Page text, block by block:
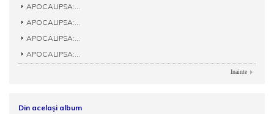
APOCALIPSA:...
APOCALIPSA:...
APOCALIPSA:...
APOCALIPSA:...
Inainte
Din același album